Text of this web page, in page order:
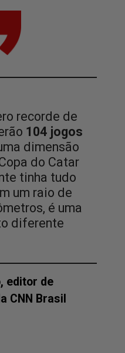
recorde de
104 jogos
dimensão
do Catar
tinha tudo
um raio de
é uma
diferente
editor de
CNN Brasil